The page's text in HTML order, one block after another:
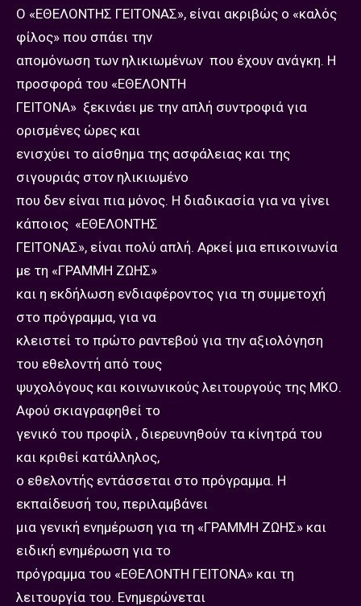
Ο «ΕΘΕΛΟΝΤΗΣ ΓΕΙΤΟΝΑΣ», είναι ακριβώς ο «καλός
φίλος» που σπάει την
απομόνωση των ηλικιωμένων που έχουν ανάγκη. Η
προσφορά του «ΕΘΕΛΟΝΤΗ
ΓΕΙΤΟΝΑ» ξεκινάει με την απλή συντροφιά για
ορισμένες ώρες και
ενισχύει το αίσθημα της ασφάλειας και της
σιγουριάς στον ηλικιωμένο
που δεν είναι πια μόνος. Η διαδικασία για να γίνει
κάποιος «ΕΘΕΛΟΝΤΗΣ
ΓΕΙΤΟΝΑΣ», είναι πολύ απλή. Αρκεί μια επικοινωνία
με τη «ΓΡΑΜΜΗ ΖΩΗΣ»
και η εκδήλωση ενδιαφέροντος για τη συμμετοχή
στο πρόγραμμα, για να
κλειστεί το πρώτο ραντεβού για την αξιολόγηση
του εθελοντή από τους
ψυχολόγους και κοινωνικούς λειτουργούς της ΜΚΟ.
Αφού σκιαγραφηθεί το
γενικό του προφίλ , διερευνηθούν τα κίνητρά του
και κριθεί κατάλληλος,
ο εθελοντής εντάσσεται στο πρόγραμμα. Η
εκπαίδευσή του, περιλαμβάνει
μια γενική ενημέρωση για τη «ΓΡΑΜΜΗ ΖΩΗΣ» και
ειδική ενημέρωση για το
πρόγραμμα του «ΕΘΕΛΟΝΤΗ ΓΕΙΤΟΝΑ» και τη
λειτουργία του. Ενημερώνεται